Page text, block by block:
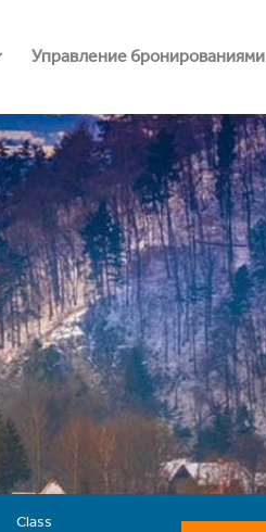
Управление бронированиями
Class